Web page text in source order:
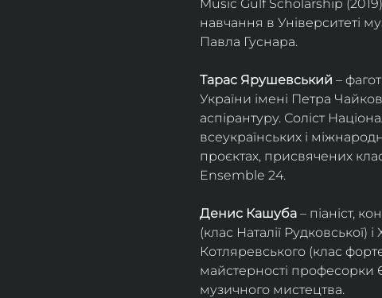
Music Gulf Scholarship
навчання в Університеті
Павла Гуснара.
Тарас Ярушевський –
України імені Петра
аспірантуру. Соліст
всеукраїнських і
проєктах, присвячених
Ensemble 24.
Денис Кашуба – піаніст,
(клас Наталії Рудковської)
Котляревського (клас
майстерності професорки
музичного мистецтва.